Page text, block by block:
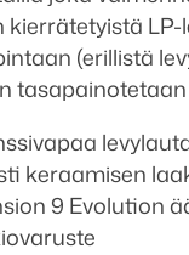
(erillistä
keraamisen
9 Evolution